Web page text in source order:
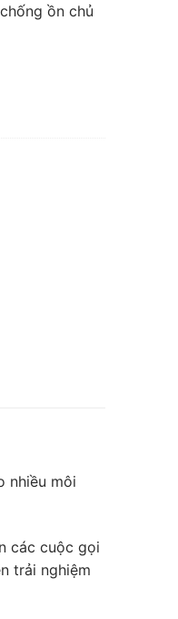
ồn chủ
nhiều môi
các cuộc gọi
trải nghiệm